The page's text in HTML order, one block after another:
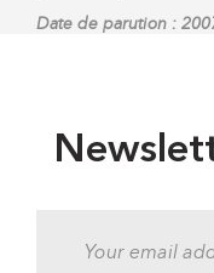
Date de parution :